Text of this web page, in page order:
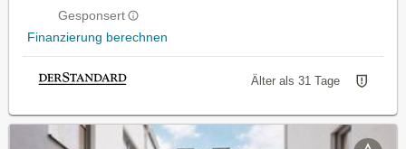
Gesponsert
Finanzierung berechnen
Älter als 31 Tage